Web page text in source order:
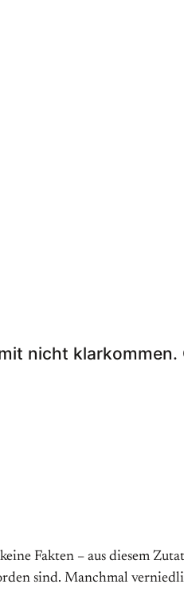
nicht klarkommen.
Fakten – aus diesem
sind. Manchmal